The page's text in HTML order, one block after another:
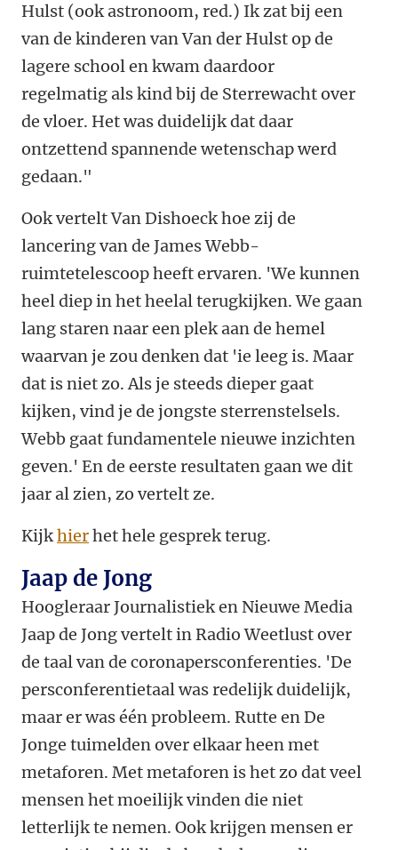
Hulst (ook astronoom, red.) Ik zat bij een
van de kinderen van Van der Hulst op de
lagere school en kwam daardoor
regelmatig als kind bij de Sterrewacht over
de vloer. Het was duidelijk dat daar
ontzettend spannende wetenschap werd
gedaan."
Ook vertelt Van Dishoeck hoe zij de
lancering van de James Webb-
ruimtetelescoop heeft ervaren. 'We kunnen
heel diep in het heelal terugkijken. We gaan
lang staren naar een plek aan de hemel
waarvan je zou denken dat 'ie leeg is. Maar
dat is niet zo. Als je steeds dieper gaat
kijken, vind je de jongste sterrenstelsels.
Webb gaat fundamentele nieuwe inzichten
geven.' En de eerste resultaten gaan we dit
jaar al zien, zo vertelt ze.
Kijkhierhet hele gesprek terug.
Jaap de Jong
Hoogleraar Journalistiek en Nieuwe Media
Jaap de Jong vertelt in Radio Weetlust over
de taal van de coronapersconferenties. 'De
persconferentietaal was redelijk duidelijk,
maar er was één probleem. Rutte en De
Jonge tuimelden over elkaar heen met
metaforen. Met metaforen is het zo dat veel
mensen het moeilijk vinden die niet
letterlijk te nemen. Ook krijgen mensen er